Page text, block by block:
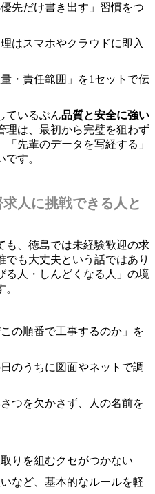
先だけ書き出す」習慣をつ
はスマホやクラウドに即入
・責任範囲」を1セットで伝
ているぶん品質と安全に強い
理は、最初から完璧を狙わず
「先輩のデータを写経する」
す。
人に挑戦できる人と
も、徳島では未経験歓迎の求
でも大丈夫という話ではあり
る人・しんどくなる人」の境
の順番で工事するのか」を
のうちに図面やネットで調
つを欠かさず、人の名前を
りを組むクセがつかない
など、基本的なルールを軽